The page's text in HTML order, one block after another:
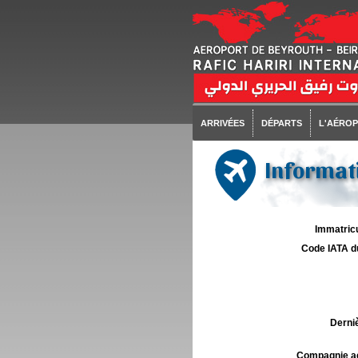
ARRIVÉES DÉPARTS
Code IATA
Compagnie